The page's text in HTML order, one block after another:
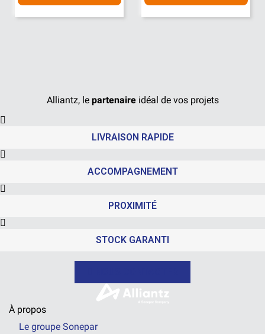
Alliantz, le partenaireidéal de vos projets
LIVRAISON RAPIDE
ACCOMPAGNEMENT
PROXIMITÉ
STOCK GARANTI
À propos
Le groupe Sonepar